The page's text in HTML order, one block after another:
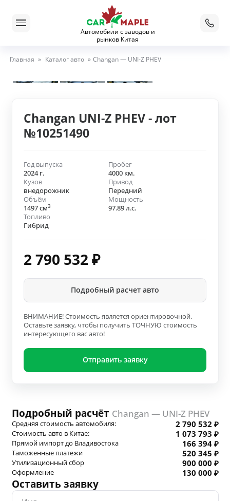
Автомобили с заводов и
рынков Китая
Главная » Каталог авто » Changan — UNI-Z PHEV
Changan UNI-Z PHEV - лот
№10251490
Год выпуска
2024 г.
Пробег
4000 км.
Кузов
внедорожник
Привод
Передний
Объём
1497 см3
Мощность
97.89 л.с.
Топливо
Гибрид
2 790 532 ₽
Подробный расчет авто
ВНИМАНИЕ! Стоимость является ориентировочной.
Оставьте заявку, чтобы получить ТОЧНУЮ стоимость
интересующего вас авто!
Отправить заявку
Подробный расчёт Changan — UNI-Z PHEV
Средняя стоимость автомобиля: 2 790 532 ₽
Стоимость авто в Китае: 1 073 793 ₽
Прямой импорт до Владивостока 166 394 ₽
Таможенные платежи 520 345 ₽
Утилизационный сбор 900 000 ₽
Оформление 130 000 ₽
Оставить заявку